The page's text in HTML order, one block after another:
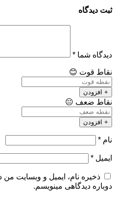
ثبت دیدگاه
دیدگاه شما *
نقاط قوت 😊
+ افزودن
نقاط ضعف 😐
+ افزودن
نام *
ایمیل *
ذخیره نام، ایمیل و وبسایت
دوباره دیدگاهی مینویسم.